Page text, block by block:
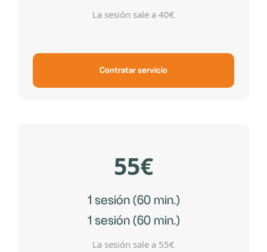
La sesión sale a 40€
Contratar servicio
55€
1 sesión (60 min.)
1 sesión (60 min.)
La sesión sale a 55€